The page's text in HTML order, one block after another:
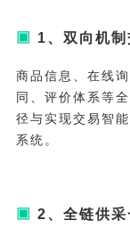
▣ 1、双向机
商品信息、在线
同、评价体系等
径与实现交易智
系统。
▣ 2、全链供